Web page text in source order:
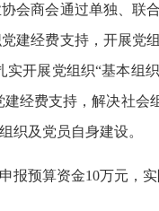
会商会通过单独、
建经费支持，开展
实开展党组织“基本
经费支持，解决社
织及党员自身建设。
报预算资金10万元，